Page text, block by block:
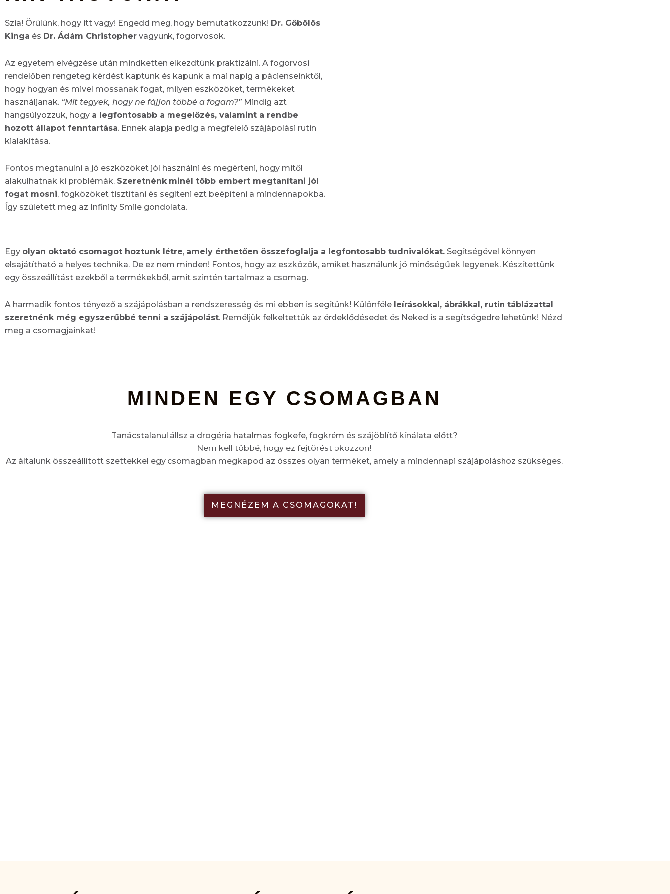
Szia! Örülünk, hogy itt vagy! Engedd meg, hogy bemutatkozzunk! Dr. Gőbölös
Kinga és Dr. Ádám Christopher vagyunk, fogorvosok.
Az egyetem elvégzése után mindketten elkezdtünk praktizálni. A fogorvosi
rendelőben rengeteg kérdést kaptunk és kapunk a mai napig a pácienseinktől,
hogy hogyan és mivel mossanak fogat, milyen eszközöket, termékeket
használjanak. “Mit tegyek, hogy ne fájjon többé a fogam?” Mindig azt
hangsúlyozzuk, hogy a legfontosabb a megelőzés, valamint a rendbe
hozott állapot fenntartása. Ennek alapja pedig a megfelelő szájápolási rutin
kialakítása.
Fontos megtanulni a jó eszközöket jól használni és megérteni, hogy mitől
alakulhatnak ki problémák. Szeretnénk minél több embert megtanítani jól
fogat mosni, fogközöket tisztítani és segíteni ezt beépíteni a mindennapokba.
Így született meg az Infinity Smile gondolata.
Egy olyan oktató csomagot hoztunk létre, amely érthetően összefoglalja a legfontosabb tudnivalókat. Segítségével könnyen
elsajátítható a helyes technika. De ez nem minden! Fontos, hogy az eszközök, amiket használunk jó minőségűek legyenek. Készítettünk
egy összeállítást ezekből a termékekből, amit szintén tartalmaz a csomag.
A harmadik fontos tényező a szájápolásban a rendszeresség és mi ebben is segítünk! Különféle leírásokkal, ábrákkal, rutin táblázattal
szeretnénk még egyszerűbbé tenni a szájápolást. Reméljük felkeltettük az érdeklődésedet és Neked is a segítségedre lehetünk! Nézd
meg a csomagjainkat!
MINDEN EGY CSOMAGBAN
Tanácstalanul állsz a drogéria hatalmas fogkefe, fogkrém és szájöblítő kínálata előtt?
Nem kell többé, hogy ez fejtörést okozzon!
Az általunk összeállított szettekkel egy csomagban megkapod az összes olyan terméket, amely a mindennapi szájápoláshoz szükséges.
MEGNÉZEM A CSOMAGOKAT!